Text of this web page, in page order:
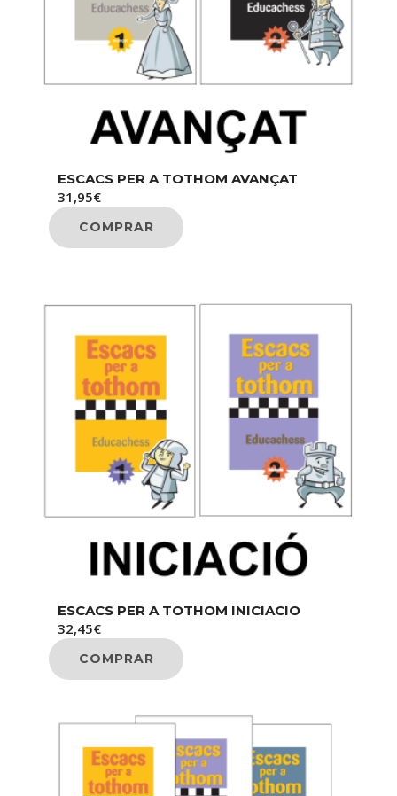
ESCACS PER A TOTHOM AVANÇAT
31,95€
COMPRAR
ESCACS PER A TOTHOM INICIACIO
32,45€
COMPRAR